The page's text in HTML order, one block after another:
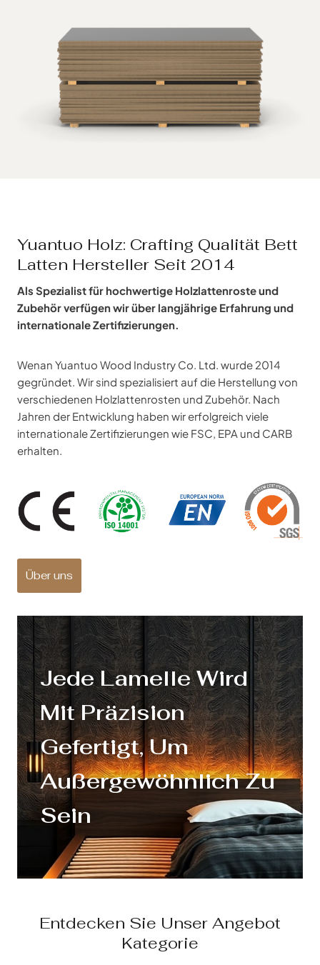
Jede Lamelle Wird
Mit Präzision
Gefertigt, Um
Außergewöhnlich Zu
Sein
Yuantuo Holz: Crafting Qualität Bett
Latten Hersteller Seit 2014
Als Spezialist für hochwertige Holzlattenroste und
Zubehör verfügen wir über langjährige Erfahrung und
internationale Zertifizierungen.
Wenan Yuantuo Wood Industry Co. Ltd. wurde 2014
gegründet. Wir sind spezialisiert auf die Herstellung von
verschiedenen Holzlattenrosten und Zubehör. Nach
Jahren der Entwicklung haben wir erfolgreich viele
internationale Zertifizierungen wie FSC, EPA und CARB
erhalten.
Über uns
Entdecken Sie Unser Angebot
Kategorie